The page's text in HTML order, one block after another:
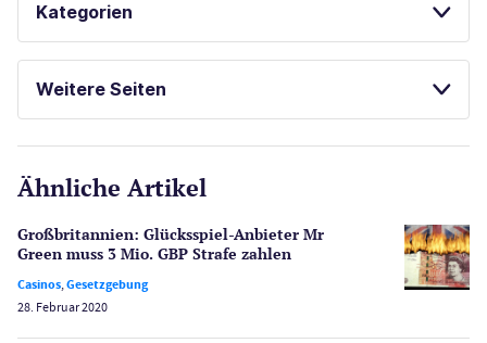
ONLINE POKER
Kategorien
Gesetzgebung
Lotterie
Poker
Weitere Seiten
CasinoOnline.de
Ähnliche Artikel
Großbritannien: Glücksspiel-Anbieter Mr
Green muss 3 Mio. GBP Strafe zahlen
Casinos,Gesetzgebung
28. Februar 2020